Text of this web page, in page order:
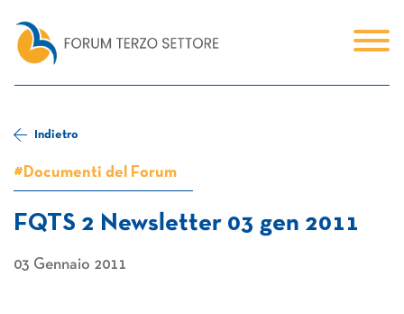
Indietro
#Documenti del Forum
FQTS 2 Newsletter 03 gen 2011
03 Gennaio 2011